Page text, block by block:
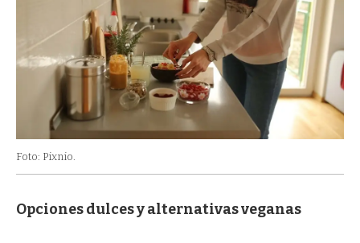
Foto: Pixnio.
Opciones dulces y alternativas veganas